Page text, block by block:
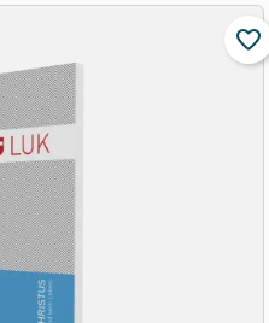
favorite_border